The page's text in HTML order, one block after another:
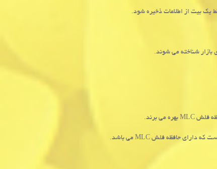
بیت از اطلاعات ذخیره شود.
بازار شناخته می شوند.
فلش MLC بهره می برند.
که دارای حافظه فلش MLC می باشد.